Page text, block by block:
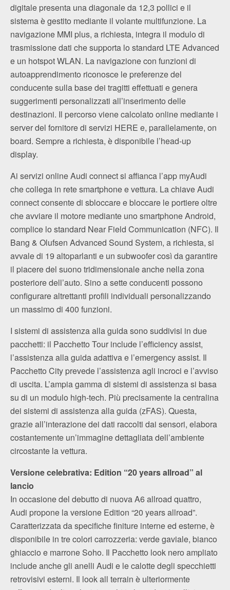
digitale presenta una diagonale da 12,3 pollici e il
sistema è gestito mediante il volante multifunzione. La
navigazione MMI plus, a richiesta, integra il modulo di
trasmissione dati che supporta lo standard LTE Advanced
e un hotspot WLAN. La navigazione con funzioni di
autoapprendimento riconosce le preferenze del
conducente sulla base dei tragitti effettuati e genera
suggerimenti personalizzati all’inserimento delle
destinazioni. Il percorso viene calcolato online mediante i
server del fornitore di servizi HERE e, parallelamente, on
board. Sempre a richiesta, è disponibile l’head-up
display.
Ai servizi online Audi connect si affianca l’app myAudi
che collega in rete smartphone e vettura. La chiave Audi
connect consente di sbloccare e bloccare le portiere oltre
che avviare il motore mediante uno smartphone Android,
complice lo standard Near Field Communication (NFC). Il
Bang & Olufsen Advanced Sound System, a richiesta, si
avvale di 19 altoparlanti e un subwoofer così da garantire
il piacere del suono tridimensionale anche nella zona
posteriore dell’auto. Sino a sette conducenti possono
configurare altrettanti profili individuali personalizzando
un massimo di 400 funzioni.
I sistemi di assistenza alla guida sono suddivisi in due
pacchetti: il Pacchetto Tour include l’efficiency assist,
l’assistenza alla guida adattiva e l’emergency assist. Il
Pacchetto City prevede l’assistenza agli incroci e l’avviso
di uscita. L’ampia gamma di sistemi di assistenza si basa
su di un modulo high-tech. Più precisamente la centralina
dei sistemi di assistenza alla guida (zFAS). Questa,
grazie all’interazione dei dati raccolti dai sensori, elabora
costantemente un’immagine dettagliata dell’ambiente
circostante la vettura.
Versione celebrativa: Edition “20 years allroad” al
lancio
In occasione del debutto di nuova A6 allroad quattro,
Audi propone la versione Edition “20 years allroad”.
Caratterizzata da specifiche finiture interne ed esterne, è
disponibile in tre colori carrozzeria: verde gaviale, bianco
ghiaccio e marrone Soho. Il Pacchetto look nero ampliato
include anche gli anelli Audi e le calotte degli specchietti
retrovisivi esterni. Il look all terrain è ulteriormente